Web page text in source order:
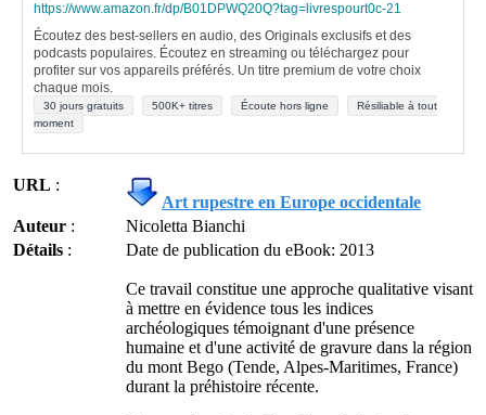
https://www.amazon.fr/dp/B01DPWQ20Q?tag=livrespourt0c-21
Écoutez des best-sellers en audio, des Originals exclusifs et des
podcasts populaires. Écoutez en streaming ou téléchargez pour
profiter sur vos appareils préférés. Un titre premium de votre choix
chaque mois.
30 jours gratuits 500K+ titres Écoute hors ligne
Résiliable à tout
moment
URL :
Art rupestre en Europe occidentale
Auteur :
Nicoletta Bianchi
Détails : Date de publication du eBook: 2013
Ce travail constitue une approche qualitative visant
à mettre en évidence tous les indices
archéologiques témoignant d'une présence
humaine et d'une activité de gravure dans la région
du mont Bego (Tende, Alpes-Maritimes, France)
durant la préhistoire récente.